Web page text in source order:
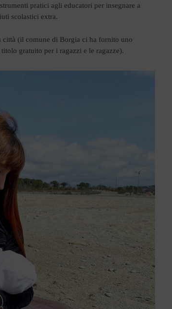
pratici agli educatori per insegnare a
scolastici extra.
città (il comune di Borgia ci ha fornito uno
gratuito per i ragazzi e le ragazze).